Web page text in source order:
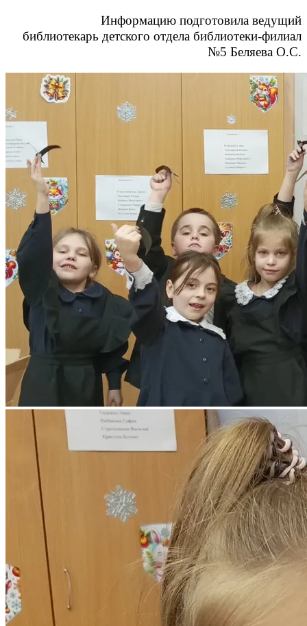
Информацию подготовила ведущий
библиотекарь детского отдела библиотеки-филиал
№5 Беляева О.С.